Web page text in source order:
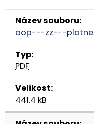
oop---zz---
PDF
441.4 kB